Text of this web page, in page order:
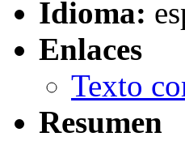
Idioma:
Enlaces
Texto
Resumen